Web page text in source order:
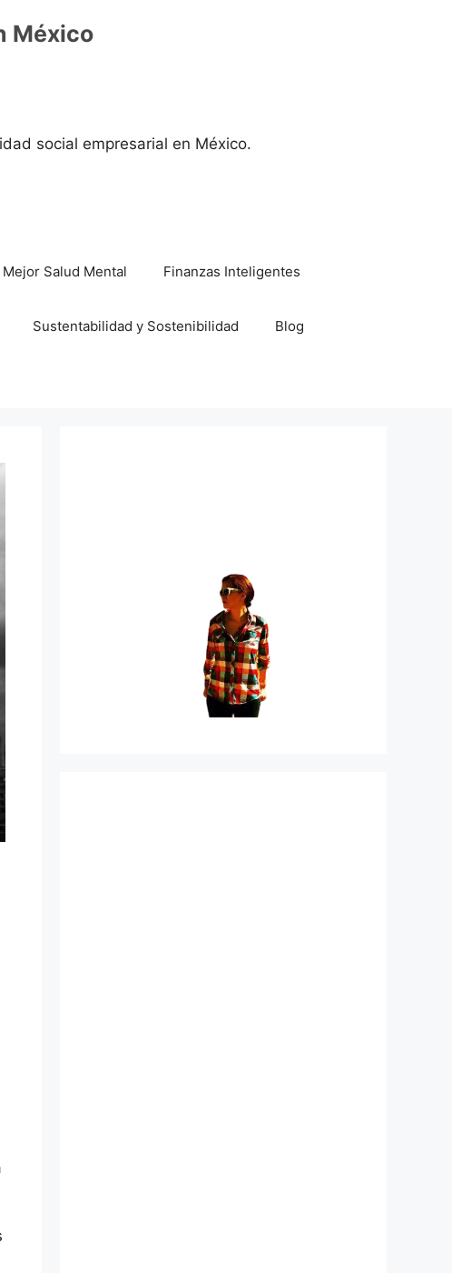
México
social empresarial en México.
Mejor Salud Mental Finanzas Inteligentes
Sustentabilidad y Sostenibilidad Blog